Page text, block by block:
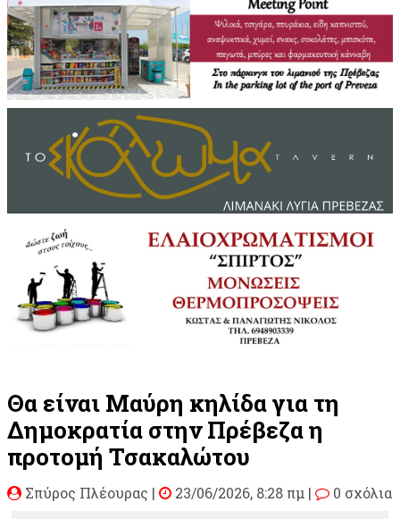
Θα είναι Μαύρη κηλίδα για τη
Δημοκρατία στην Πρέβεζα η
προτομή Τσακαλώτου
Σπύρος Πλέουρας | 23/06/2026, 8:28 πμ |
0 σχόλια